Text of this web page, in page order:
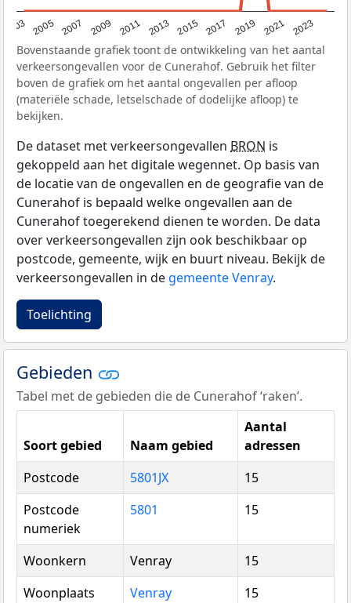
2003 2005 2007 2009 2011 2013 2015 2017 2019 2021 2023
Bovenstaande grafiek toont de ontwikkeling van het aantal
verkeersongevallen voor de Cunerahof. Gebruik het filter
boven de grafiek om het aantal ongevallen per afloop
(materiële schade, letselschade of dodelijke afloop) te
bekijken.
De dataset met verkeersongevallen BRON is
gekoppeld aan het digitale wegennet. Op basis van
de locatie van de ongevallen en de geografie van de
Cunerahof is bepaald welke ongevallen aan de
Cunerahof toegerekend dienen te worden. De data
over verkeersongevallen zijn ook beschikbaar op
postcode, gemeente, wijk en buurt niveau. Bekijk de
verkeersongevallen in de gemeente Venray.
Toelichting
Gebieden
Tabel met de gebieden die de Cunerahof ‘raken’.
Soort gebied Naam gebied
Aantal
adressen
Postcode
5801JX
15
Postcode
numeriek
5801 15
Woonkern Venray
15
Woonplaats
Venray
15